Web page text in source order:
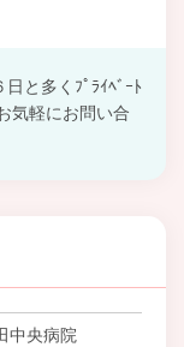
と多くﾌﾟﾗｲﾍﾞｰﾄ
気軽にお問い合
中央病院